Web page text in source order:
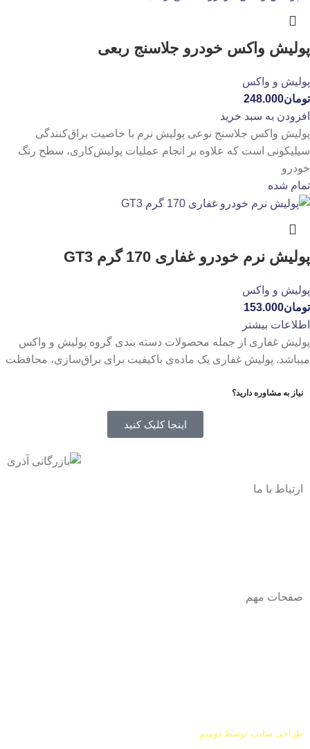
پولیش واکس خودرو جلاسنج ربعی
پولیش و واکس
تومان248.000
افزودن به سبد خرید
پولیش واکس جلاسنج نوعی پولیش نرم با خاصیت براق‌کنندگی
سیلیکونی است که علاوه بر انجام عملیات پولیش‌کاری، سطح رنگ
خودرو
تمام شده
پولیش نرم خودرو غفاری 170 گرم GT3
پولیش و واکس
تومان153.000
اطلاعات بیشتر
پولیش غفاری از جمله محصولات دسته بندی گروه پولیش و واکس
میباشد. پولیش غفاری یک ماده‌ی باکیفیت برای براق‌سازی، محافظت
نیاز به مشاوره دارید؟
اینجا کلیک کنید
ارتباط با ما
صفحات مهم
طراحی سایت توسط دومیم